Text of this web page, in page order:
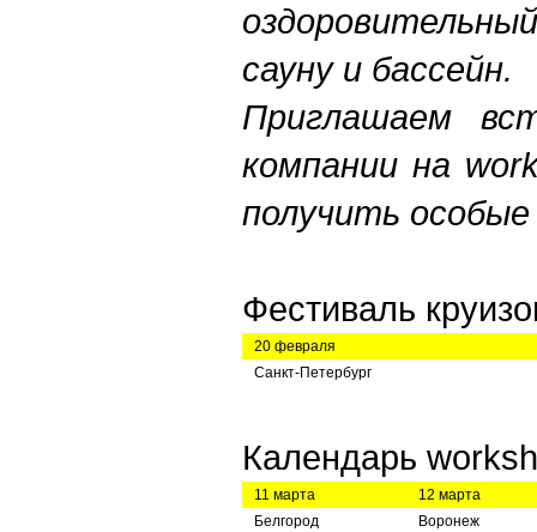
сауну и бассейн.
Приглашаем
компании на
получить
Фестиваль к
20 февраля
Санкт-Петербург
Календарь w
11 марта
12 марта
Белгород
Воронеж